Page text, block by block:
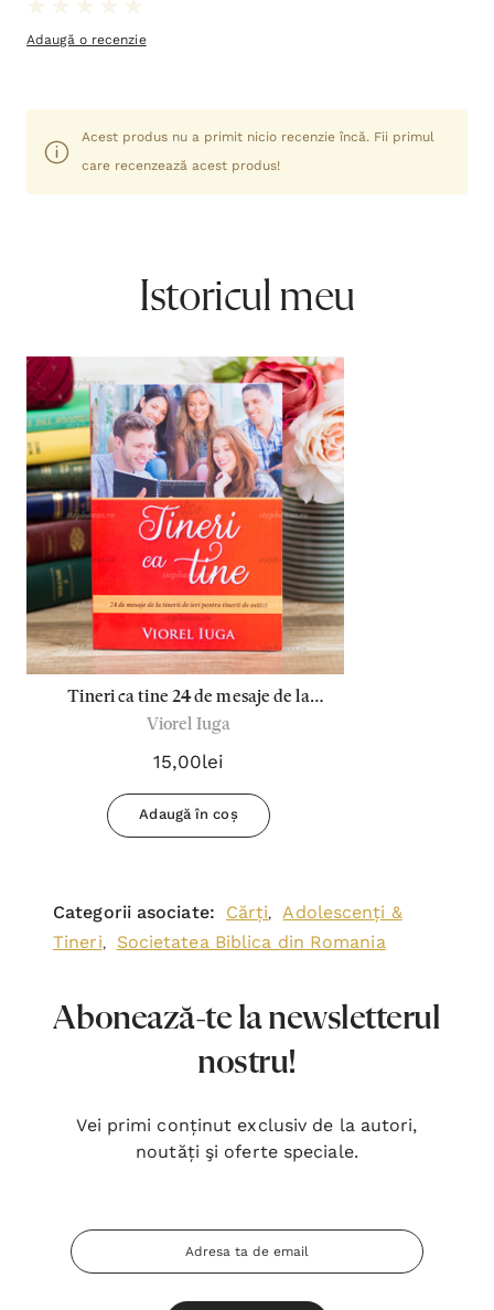
Adaugă o recenzie
Acest produs nu a primit nicio recenzie încă. Fii primul
care recenzează acest produs!
Istoricul meu
Tineri ca tine 24 de mesaje de la
tinerii de ieri pentru tinerii de astăzi -
Viorel Iuga
Viorel Iuga
15,00lei
Adaugă în coș
Categorii asociate: Cărți,
Adolescenți &
Tineri, Societatea Biblica din Romania
Abonează-te la newsletterul
nostru!
Vei primi conținut exclusiv de la autori,
noutăți şi oferte speciale.
Adresa
Email